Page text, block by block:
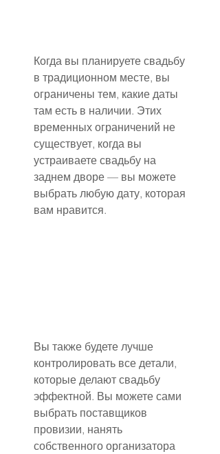
Когда вы планируете свадьбу
в традиционном месте, вы
ограничены тем, какие даты
там есть в наличии. Этих
временных ограничений не
существует, когда вы
устраиваете свадьбу на
заднем дворе — вы можете
выбрать любую дату, которая
вам нравится.
Вы также будете лучше
контролировать все детали,
которые делают свадьбу
эффектной. Вы можете сами
выбрать поставщиков
провизии, нанять
собственного организатора